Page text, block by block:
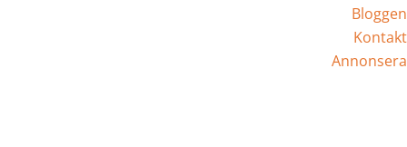
Bloggen
Kontakt
Annonsera